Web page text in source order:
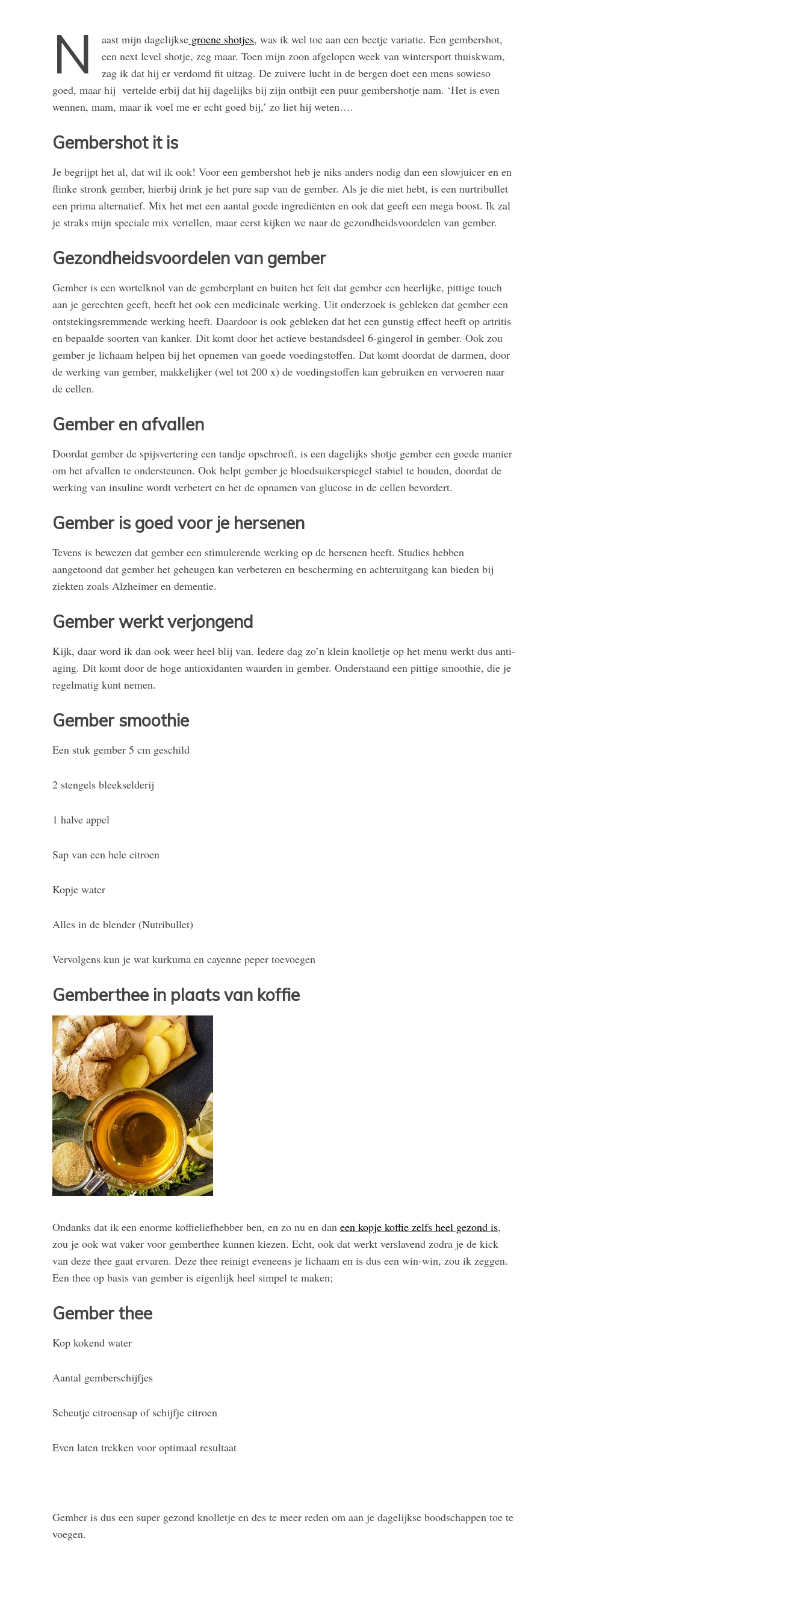
N aast mijn dagelijkse groene shotjes, was ik wel toe aan een beetje variatie. Een gembershot,
een next level shotje, zeg maar. Toen mijn zoon afgelopen week van wintersport thuiskwam,
zag ik dat hij er verdomd fit uitzag. De zuivere lucht in de bergen doet een mens sowieso
goed, maar hij vertelde erbij dat hij dagelijks bij zijn ontbijt een puur gembershotje nam. ‘Het is even
wennen, mam, maar ik voel me er echt goed bij,’ zo liet hij weten….
Gembershot it is
Je begrijpt het al, dat wil ik ook! Voor een gembershot heb je niks anders nodig dan een slowjuicer en en
flinke stronk gember, hierbij drink je het pure sap van de gember. Als je die niet hebt, is een nurtribullet
een prima alternatief. Mix het met een aantal goede ingrediënten en ook dat geeft een mega boost. Ik zal
je straks mijn speciale mix vertellen, maar eerst kijken we naar de gezondheidsvoordelen van gember.
Gezondheidsvoordelen van gember
Gember is een wortelknol van de gemberplant en buiten het feit dat gember een heerlijke, pittige touch
aan je gerechten geeft, heeft het ook een medicinale werking. Uit onderzoek is gebleken dat gember een
ontstekingsremmende werking heeft. Daardoor is ook gebleken dat het een gunstig effect heeft op artritis
en bepaalde soorten van kanker. Dit komt door het actieve bestandsdeel 6-gingerol in gember. Ook zou
gember je lichaam helpen bij het opnemen van goede voedingstoffen. Dat komt doordat de darmen, door
de werking van gember, makkelijker (wel tot 200 x) de voedingstoffen kan gebruiken en vervoeren naar
de cellen.
Gember en afvallen
Doordat gember de spijsvertering een tandje opschroeft, is een dagelijks shotje gember een goede manier
om het afvallen te ondersteunen. Ook helpt gember je bloedsuikerspiegel stabiel te houden, doordat de
werking van insuline wordt verbetert en het de opnamen van glucose in de cellen bevordert.
Gember is goed voor je hersenen
Tevens is bewezen dat gember een stimulerende werking op de hersenen heeft. Studies hebben
aangetoond dat gember het geheugen kan verbeteren en bescherming en achteruitgang kan bieden bij
ziekten zoals Alzheimer en dementie.
Gember werkt verjongend
Kijk, daar word ik dan ook weer heel blij van. Iedere dag zo’n klein knolletje op het menu werkt dus anti-
aging. Dit komt door de hoge antioxidanten waarden in gember. Onderstaand een pittige smoothie, die je
regelmatig kunt nemen.
Gember smoothie
Een stuk gember 5 cm geschild
2 stengels bleekselderij
1 halve appel
Sap van een hele citroen
Kopje water
Alles in de blender (Nutribullet)
Vervolgens kun je wat kurkuma en cayenne peper toevoegen
Gemberthee in plaats van koffie
Ondanks dat ik een enorme koffieliefhebber ben, en zo nu en dan een kopje koffie zelfs heel gezond is,
zou je ook wat vaker voor gemberthee kunnen kiezen. Echt, ook dat werkt verslavend zodra je de kick
van deze thee gaat ervaren. Deze thee reinigt eveneens je lichaam en is dus een win-win, zou ik zeggen.
Een thee op basis van gember is eigenlijk heel simpel te maken;
Gember thee
Kop kokend water
Aantal gemberschijfjes
Scheutje citroensap of schijfje citroen
Even laten trekken voor optimaal resultaat
Gember is dus een super gezond knolletje en des te meer reden om aan je dagelijkse boodschappen toe te
voegen.